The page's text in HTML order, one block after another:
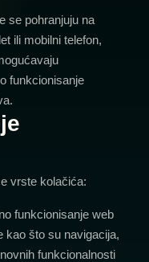
se pohranjuju na
ili mobilni telefon,
funkcionisanje
vrste kolačića:
funkcionisanje web
kao što su navigacija,
funkcionalnosti